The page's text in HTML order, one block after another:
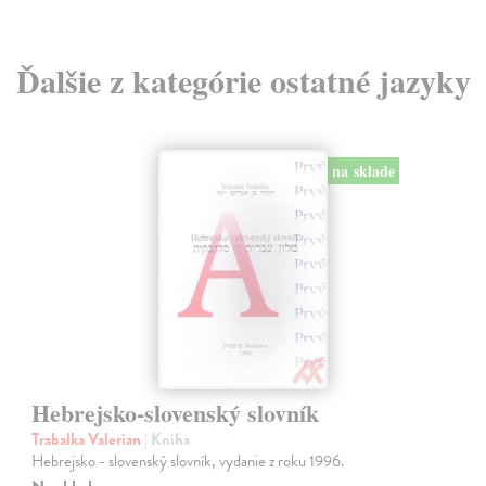
Ďalšie z kategórie ostatné jazyky
na sklade
Hebrejsko-slovenský slovník
Trabalka Valerian | Kniha
Hebrejsko - slovenský slovník, vydanie z roku 1996.